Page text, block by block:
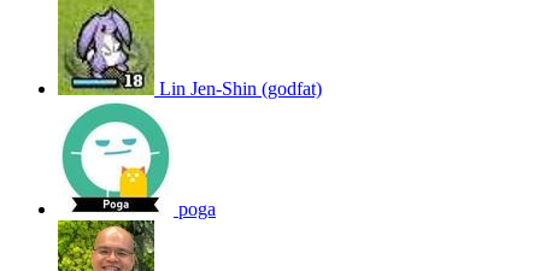
Lin Jen-Shin (godfat)
poga